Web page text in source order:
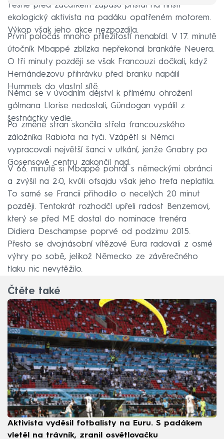
Těsně před začátkem zápasu přistál na hřišti
ekologický aktivista na padáku opatřeném motorem.
Výkop však jeho akce nezpozdila.
První poločas mnoho příležitostí nenabídl. V 17. minutě
útočník Mbappé zblízka nepřekonal brankáře Neuera.
O tři minuty později se však Francouzi dočkali, když
Hernándezovu přihrávku před branku napálil
Hummels do vlastní sítě.
Němci se v úvodním dějství k přímému ohrožení
gólmana Llorise nedostali, Gündogan vypálil z
šestnáctky vedle.
Po změně stran skončila střela francouzského
záložníka Rabiota na tyči. Vzápětí si Němci
vypracovali největší šanci v utkání, jenže Gnabry po
Gosensově centru zakončil nad.
V 66. minutě si Mbappé pohrál s německými obránci
a zvýšil na 2:0, kvůli ofsajdu však jeho trefa neplatila.
To samé se Francii přihodilo o necelých 20 minut
později. Tentokrát rozhodčí upřeli radost Benzemovi,
který se před ME dostal do nominace trenéra
Didiera Deschampse poprvé od podzimu 2015.
Přesto se dvojnásobní vítězové Eura radovali z osmé
výhry po sobě, jelikož Německo ze závěrečného
tlaku nic nevytěžilo.
Čtěte také
Aktivista vyděsil fotbalisty na Euru. S padákem
vletěl na trávník, zranil osvětlovačku